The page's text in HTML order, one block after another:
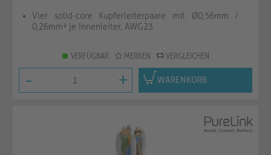
Vier solid-core Kupferleiterpaare mit Ø0,56mm /
0,26mm² je Innenleiter, AWG23
VERFÜGBAR MERKEN VERGLEICHEN
- + WARENKORB